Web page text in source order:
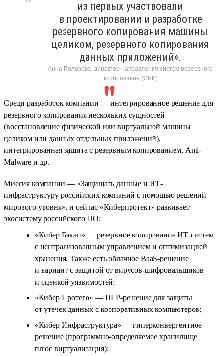
из первых участвовали
в проектировании и разработке
резервного копирования машины
целиком, резервного копирования
данных приложений».
Анна Полозова, директор направления систем резервного
копирования (СРК)
Среди разработок компании — интегрированное решение для
резервного копирования нескольких сущностей
(восстановление физической или виртуальной машины
целиком или данных отдельных приложений),
интегрированная защита с резервным копированием, Anti-
Malware и др.
Миссия компании — «Защищать данные и ИТ-
инфраструктуру российских компаний с помощью решений
мирового уровня», и сейчас «Киберпротект» развивает
экосистему российского ПО:
«Кибер Бэкап» — резервное копирование ИТ-систем
с централизованным управлением и оптимизацией
хранения. Также есть облачное BaaS-решение
и вариант с защитой от вирусов-шифровальщиков
и оценкой уязвимостей;
«Кибер Протего» — DLP-решение для защиты
от утечек данных с корпоративных компьютеров;
«Кибер Инфраструктура» — гиперконвергентное
решение (программно-определяемое хранилище
плюс виртуализация);